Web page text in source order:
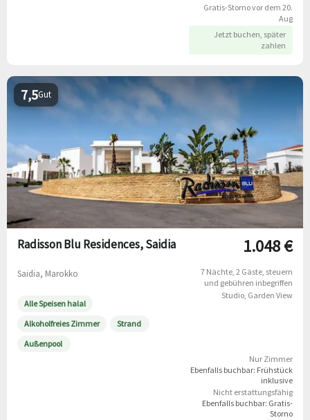
Gratis-Storno vor dem 20.
Aug
Jetzt buchen, später
zahlen
Gut
7,5
Radisson Blu Residences, Saidia
Saidia, Marokko
Alle Speisen halal
Alkoholfreies Zimmer
Strand
Außenpool
1.048 €
7 Nächte 2 Gäste steuern
und gebühren inbegriffen
Studio, Garden View
Nur Zimmer
Ebenfalls buchbar: Frühstück
inklusive
Nicht erstattungsfähig
Ebenfalls buchbar: Gratis-
Storno